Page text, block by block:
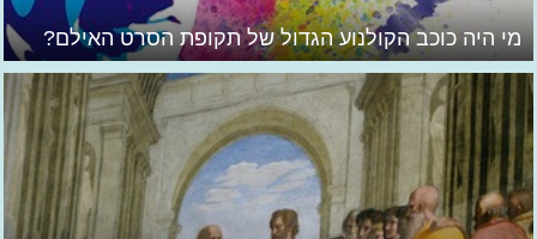
מי היה כוכב הקולנוע הגדול של תקופת הסרט האילם?